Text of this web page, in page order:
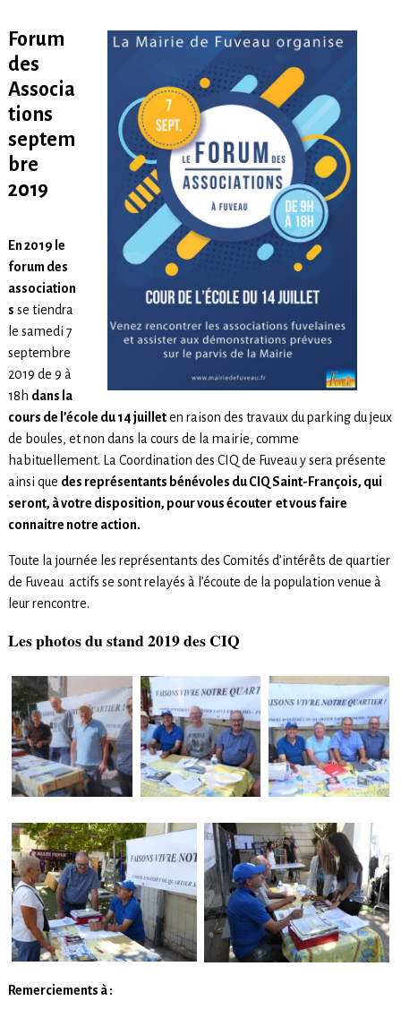
Forum
des
Associa
tions
septem
bre
2019
En 2019 le
forum des
association
s se tiendra
le samedi 7
septembre
2019 de 9 à
18h dans la
cours de l’école du 14 juilleten raison des travaux du parking du jeux
de boules, et non dans la cours de la mairie, comme
habituellement. La Coordination des CIQ de Fuveau y sera présente
ainsi que des représentants bénévoles du CIQ Saint-François, qui
seront, à votre disposition, pour vous écouter et vous faire
connaitre notre action.
Toute la journée les représentants des Comités d’intérêts de quartier
de Fuveau actifs se sont relayés à l’écoute de la population venue à
leur rencontre.
Les photos du stand 2019 des CIQ
Remerciements à :